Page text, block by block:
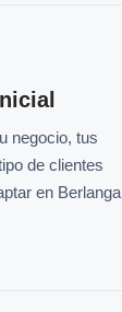
negocio, tus
de clientes
en Berlanga